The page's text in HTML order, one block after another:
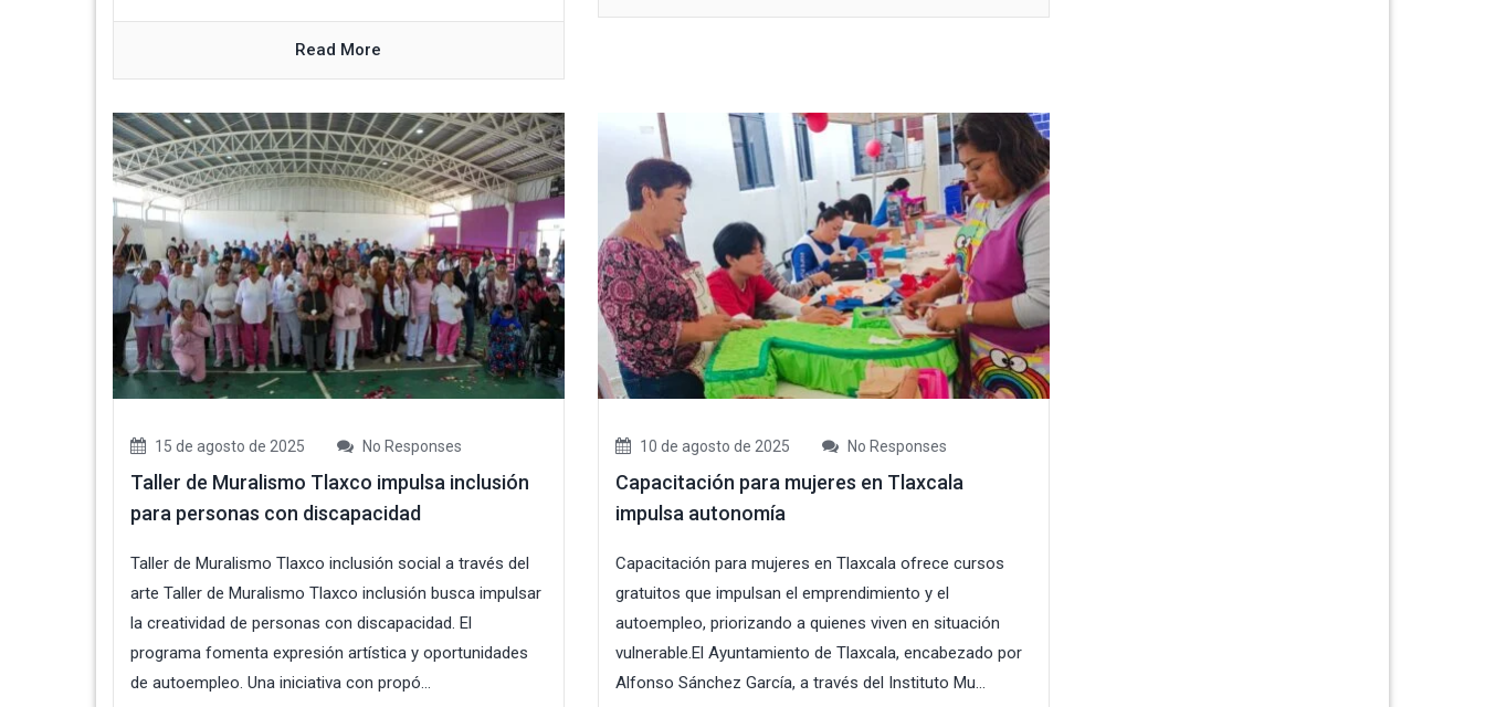
Read More
15 de agosto de 2025 No Responses
Taller de Muralismo Tlaxco impulsa inclusión
para personas con discapacidad
Taller de Muralismo Tlaxco inclusión social a través del
arte Taller de Muralismo Tlaxco inclusión busca impulsar
la creatividad de personas con discapacidad. El
programa fomenta expresión artística y oportunidades
de autoempleo. Una iniciativa con propó...
10 de agosto de 2025 No Responses
Capacitación para mujeres en Tlaxcala
impulsa autonomía
Capacitación para mujeres en Tlaxcala ofrece cursos
gratuitos que impulsan el emprendimiento y el
autoempleo, priorizando a quienes viven en situación
vulnerable.El Ayuntamiento de Tlaxcala, encabezado por
Alfonso Sánchez García, a través del Instituto Mu...